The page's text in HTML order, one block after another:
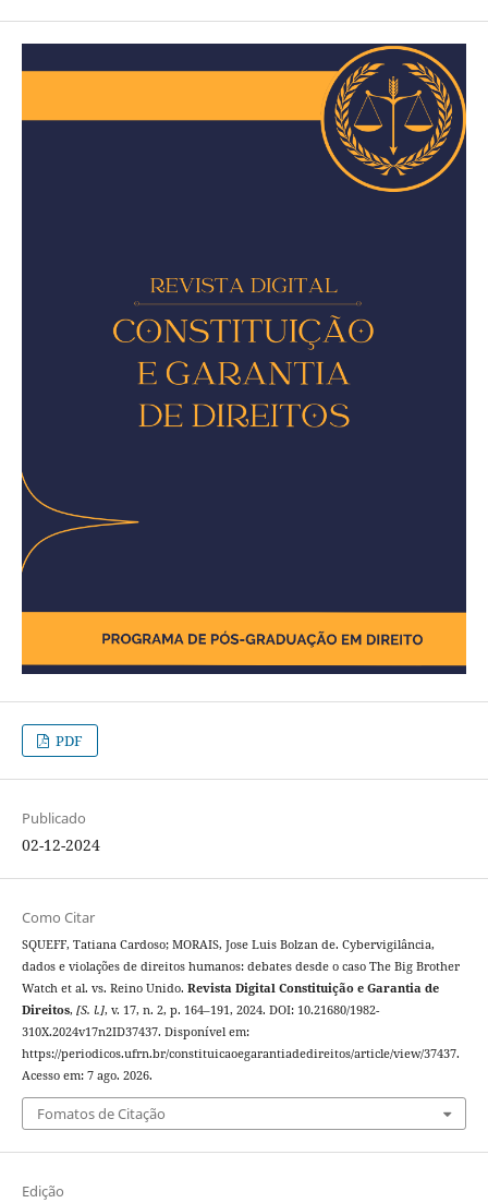
PDF
Publicado
02-12-2024
Como Citar
SQUEFF, Tatiana Cardoso; MORAIS, Jose Luis Bolzan de. Cybervigilância,
dados e violações de direitos humanos: debates desde o caso The Big Brother
Watch et al. vs. Reino Unido. Revista Digital Constituição e Garantia de
Direitos, [S. l.], v. 17, n. 2, p. 164–191, 2024. DOI: 10.21680/1982-
310X.2024v17n2ID37437. Disponível em:
https://periodicos.ufrn.br/constituicaoegarantiadedireitos/article/view/37437.
Acesso em: 7 ago. 2026.
Fomatos de Citação
Edição